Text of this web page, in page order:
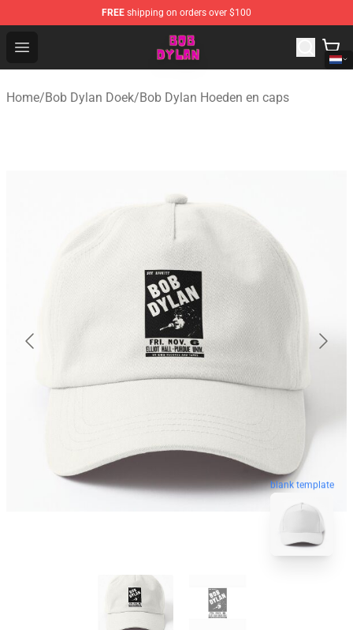
FREE shipping on orders over $100
Open menu
Bob Dylan Store - Official Bob Dylan Merchandise Shop
Home/Bob Dylan Doek/Bob Dylan Hoeden en caps
blank template